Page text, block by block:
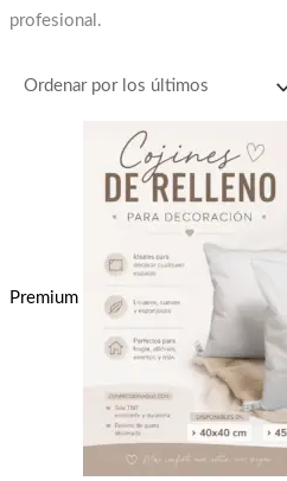
profesional.
Premium